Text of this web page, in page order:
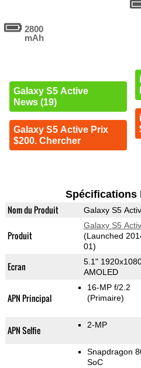
2800
mAh
Galaxy S5 Active
News (19)
Galaxy S5 Active Prix
$200. Chercher
Spécifications
Nom du Produit Galaxy S5
Produit
Galaxy S5
(Launched
01)
Ecran
5.1"
AMOLED
APN Principal
16-MP f/2.2
(Primaire)
APN Selfie 2-MP
Snapdragon
SoC